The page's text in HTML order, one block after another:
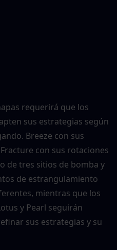
requerirá que los
sus estrategias según
Breeze con sus
con sus rotaciones
de tres sitios de bomba y
de estrangulamiento
mientras que los
y Pearl seguirán
sus estrategias y su